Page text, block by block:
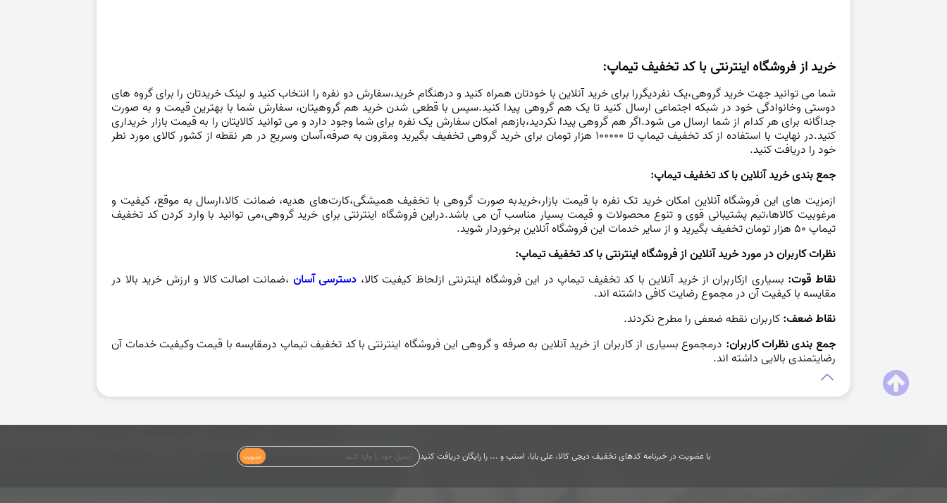
خرید از فروشگاه اینترنتی با کد تخفیف تیماپ:
شما می توانید جهت خرید گروهی،یک نفردیگررا برای خرید آنلاین با خودتان همراه کنید و درهنگام خرید،سفارش دو نفره را انتخاب کنید و لینک خریدتان را برای گروه های
دوستی وخانوادگی خود در شبکه اجتماعی ارسال کنید تا یک هم گروهی پیدا کنید.سپس با قطعی شدن خرید هم گروهیتان، سفارش شما با بهترین قیمت و به صورت
تک نفره با قیمت بازار،خریدبه صورت گروهی با تخفیف همیشگی،کارت‌های هدیه، ضمانت کالا،ارسال به موقع، کیفیت و
مرغوبیت کالاها،تیم پشتیبانی قوی و تنوع محصولات و قیمت بسیار مناسب آن می باشد.دراین فروشگاه اینترنتی برای خرید گروهی،می توانید با وارد کردن کد تخفیف